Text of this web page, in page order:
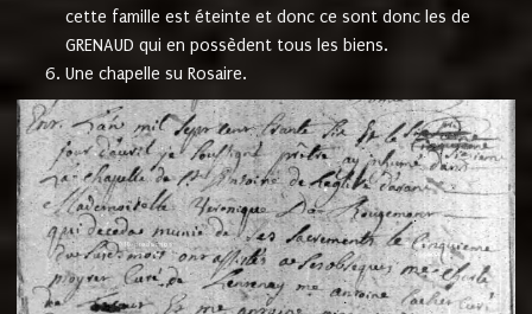
cette famille est éteinte et donc ce sont donc les de
GRENAUD qui en possèdent tous les biens.
Une chapelle su Rosaire.